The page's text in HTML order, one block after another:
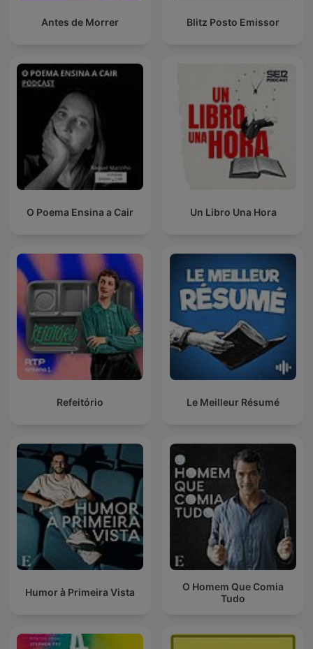
Antes de Morrer Blitz Posto Emissor
O Poema Ensina a Cair Un Libro Una Hora
Refeitório Le Meilleur Résumé
Humor à Primeira Vista
O Homem Que Comia
Tudo